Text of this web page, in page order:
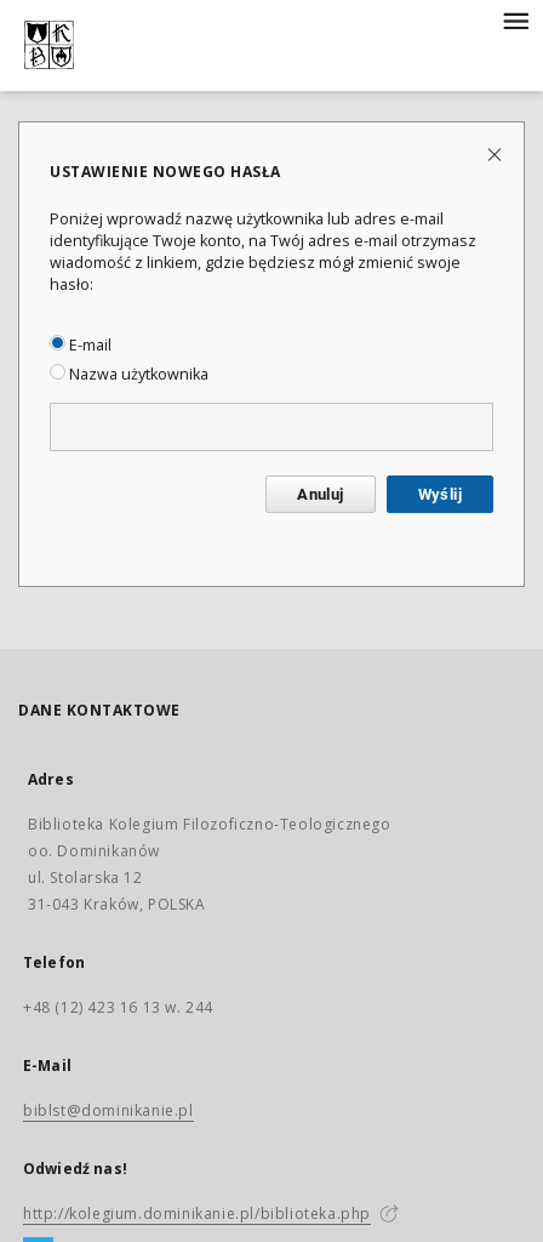
USTAWIENIE NOWEGO HASŁA
Poniżej wprowadź nazwę użytkownika lub adres e-mail
identyfikujące Twoje konto, na Twój adres e-mail otrzymasz
wiadomość z linkiem, gdzie będziesz mógł zmienić swoje
hasło:
E-mail
Nazwa użytkownika
Anuluj Wyślij
DANE KONTAKTOWE
Adres
Biblioteka Kolegium Filozoficzno-Teologicznego
oo. Dominikanów
ul. Stolarska 12
31-043 Kraków, POLSKA
Telefon
+48 (12) 423 16 13 w. 244
E-Mail
biblst@dominikanie.pl
Odwiedź nas!
http://kolegium.dominikanie.pl/biblioteka.php